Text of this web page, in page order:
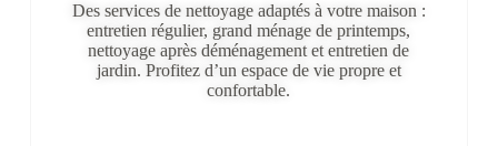
Des services de nettoyage adaptés à votre maison :
entretien régulier, grand ménage de printemps,
nettoyage après déménagement et entretien de
jardin. Profitez d’un espace de vie propre et
confortable.